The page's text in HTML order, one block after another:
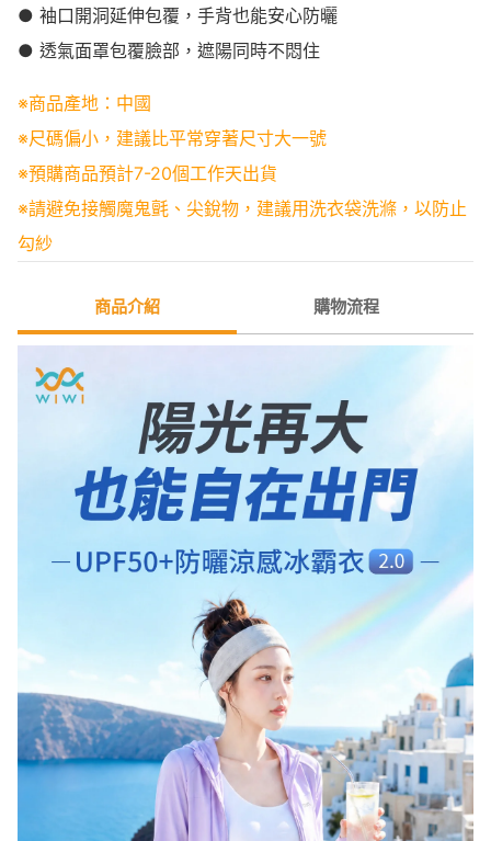
● 袖口開洞延伸包覆，手背也能安心防曬
● 透氣面罩包覆臉部，遮陽同時不悶住
※商品產地：中國
※尺碼偏小，建議比平常穿著尺寸大一號
※預購商品預計7-20個工作天出貨
※請避免接觸魔鬼氈、尖銳物，建議用洗衣袋洗滌，以防止
勾紗
商品介紹 購物流程